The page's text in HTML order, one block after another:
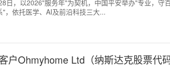
，以2026"服务年"为契机，中国平安举办"专业，守
，依托医学、AI及前沿科技三大...
户Ohmyhome Ltd（纳斯达克股票代